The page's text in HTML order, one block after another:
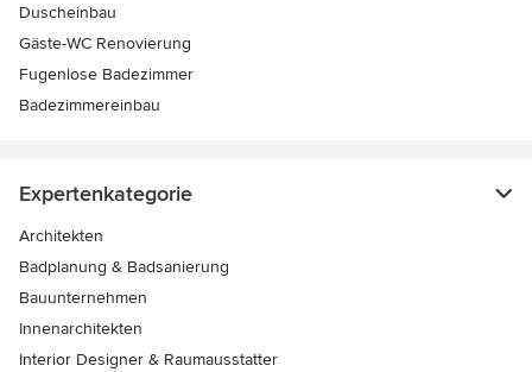
Duscheinbau
Gäste-WC Renovierung
Fugenlose Badezimmer
Badezimmereinbau
Expertenkategorie
Architekten
Badplanung & Badsanierung
Bauunternehmen
Innenarchitekten
Interior Designer & Raumausstatter